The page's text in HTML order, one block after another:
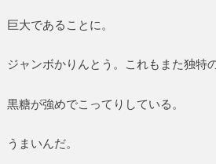
巨大であることに。
ジャンボかりんとう。これもまた独特
黒糖が強めでこってりしている。
うまいんだ。